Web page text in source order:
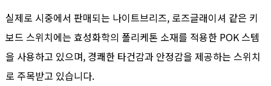
실제로 시중에서 판매되는 나이트브리즈, 로즈글래이셔 같은 키
보드 스위치에는 효성화학의 폴리케톤 소재를 적용한 POK 스템
을 사용하고 있으며, 경쾌한 타건감과 안정감을 제공하는 스위치
로 주목받고 있습니다.